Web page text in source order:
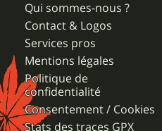
Qui sommes-nous ?
Contact & Logos
Services pros
Mentions légales
Politique de
confidentialité
Consentement / Cookies
Stats des traces GPX